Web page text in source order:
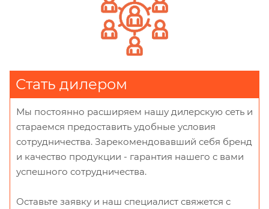
Стать дилером
Мы постоянно расширяем нашу дилерскую сеть и
стараемся предоставить удобные условия
сотрудничества. Зарекомендовавший себя бренд
и качество продукции - гарантия нашего с вами
успешного сотрудничества.
Оставьте заявку и наш специалист свяжется с